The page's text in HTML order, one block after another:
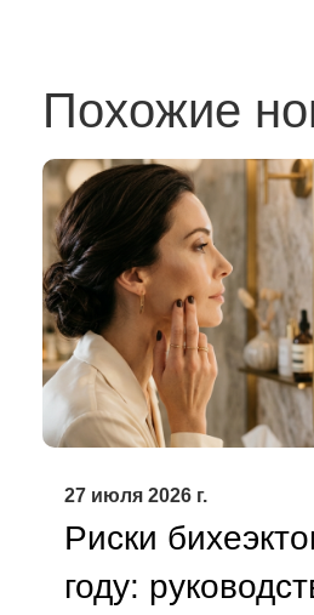
Похожие
27 июля 2026 г.
Риски
году: